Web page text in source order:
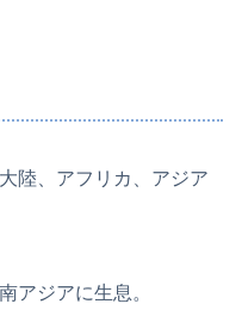
陸、アフリカ、アジア
アジアに生息。